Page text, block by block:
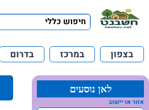
חיפוש כללי
בצפון במרכז בדרום
לאן נוסעים
אזור או יישוב